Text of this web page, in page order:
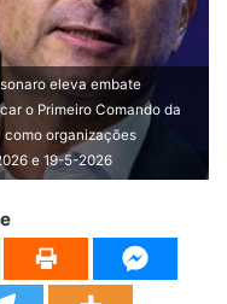
eleva embate
o Primeiro Comando da
como organizações
e 19-5-2026